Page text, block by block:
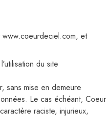
www.coeurdeciel.com, et
du site
sans mise en demeure
Le cas échéant, Coeur
raciste, injurieux,